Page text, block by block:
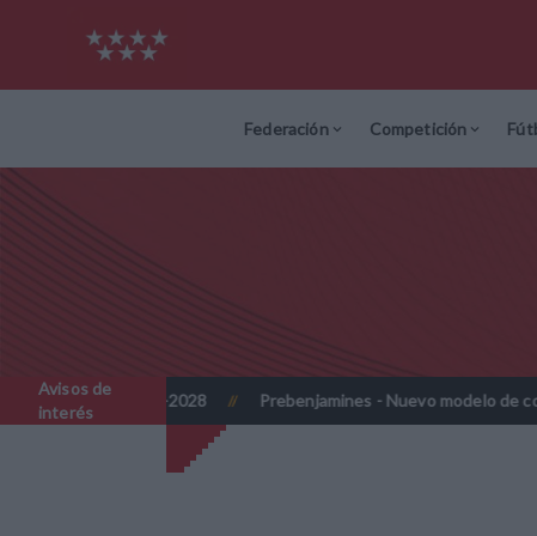
Federación Competición
Avisos de
interés
y 2027-2028 Prebenjamines - Nuevo modelo de competición